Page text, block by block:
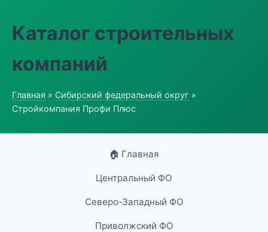
Каталог строительных
компаний
Главная » Сибирский федеральный округ »
Стройкомпания Профи Плюс
🏠 Главная
Центральный ФО
Северо-Западный ФО
Приволжский ФО